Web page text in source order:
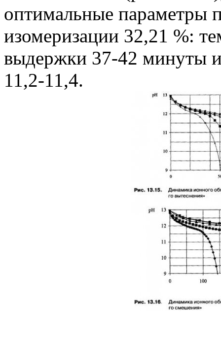
оптимальные параметры
изомеризации 32,21 %:
выдержки 37-42 минуты
11,2-11,4.